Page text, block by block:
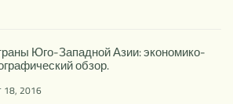
Юго-Западной Азии: экономико-
обзор.
18, 2016